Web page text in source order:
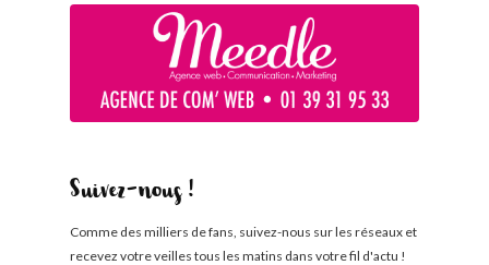
Suivez-nous !
Comme des milliers de fans, suivez-nous sur les réseaux et
recevez votre veilles tous les matins dans votre fil d'actu !